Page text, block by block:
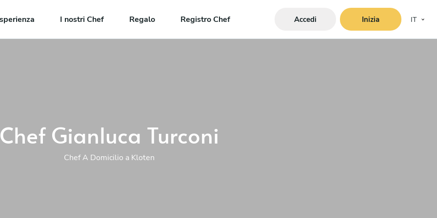
I nostri Chef Regalo Registro Chef Accedi Inizia IT
Chef Gianluca Turconi
Chef A Domicilio a Kloten